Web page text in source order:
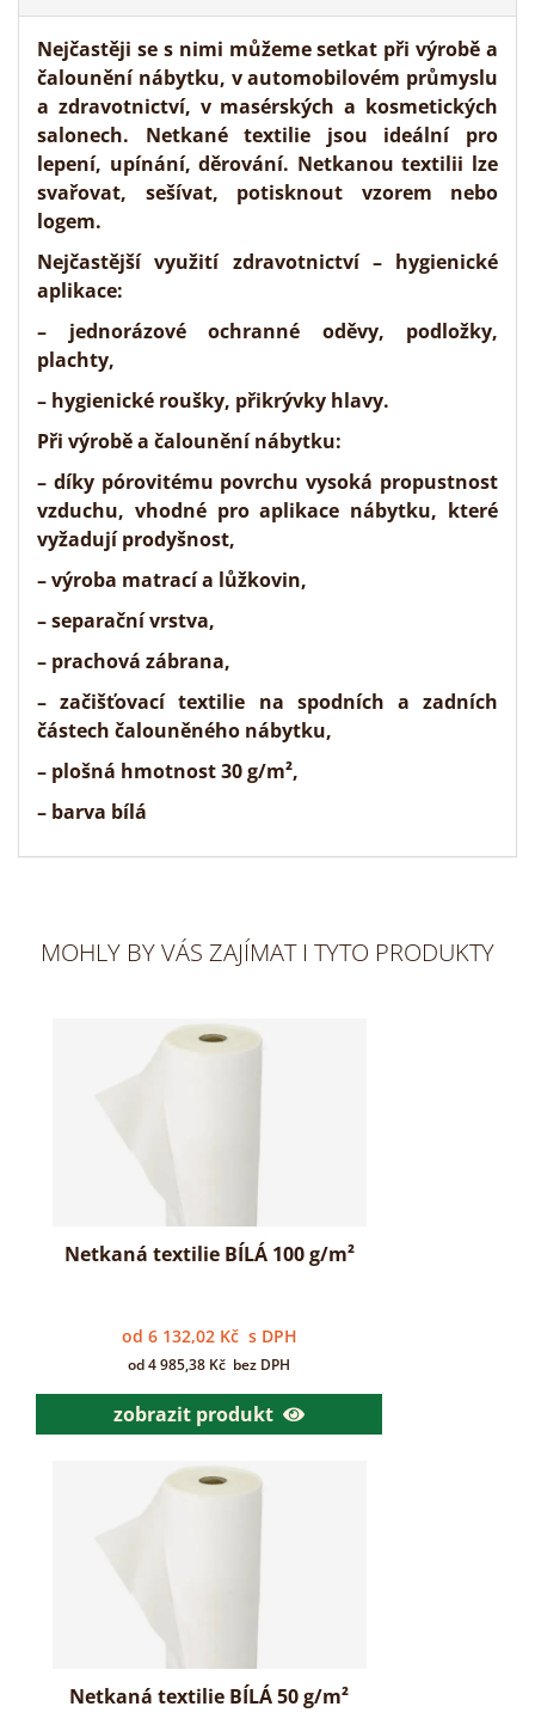
Nejčastěji se s nimi můžeme setkat při výrobě a
čalounění nábytku, v automobilovém průmyslu
a zdravotnictví, v masérských a kosmetických
salonech. Netkané textilie jsou ideální pro
lepení, upínání, děrování. Netkanou textilii lze
svařovat, sešívat, potisknout vzorem nebo
logem.
Nejčastější využití zdravotnictví – hygienické
aplikace:
– jednorázové ochranné oděvy, podložky,
plachty,
– hygienické roušky, přikrývky hlavy.
Při výrobě a čalounění nábytku:
– díky pórovitému povrchu vysoká propustnost
vzduchu, vhodné pro aplikace nábytku, které
vyžadují prodyšnost,
– výroba matrací a lůžkovin,
– separační vrstva,
– prachová zábrana,
– začišťovací textilie na spodních a zadních
částech čalouněného nábytku,
– plošná hmotnost 30 g/m²,
– barva bílá
MOHLY BY VÁS ZAJÍMAT I TYTO PRODUKTY
Netkaná textilie BÍLÁ 100 g/m²
od 6 132,02 Kč s DPH
od4 985,38 Kč bez DPH
zobrazit produkt
Netkaná textilie BÍLÁ 50 g/m²